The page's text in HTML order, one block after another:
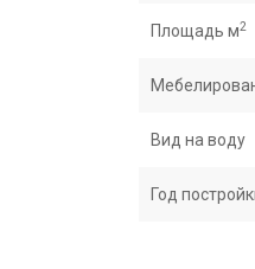
Площадь м2
Вид на воду
Год